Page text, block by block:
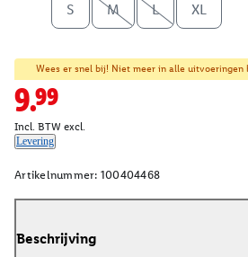
S M L XL
Wees er snel bij! Niet meer in alle uitvoeringen
9.99
Incl. BTW excl.
Levering
Artikelnummer: 100404468
Beschrijving